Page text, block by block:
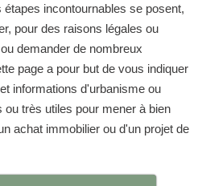
étapes incontournables se posent,
pour des raisons légales ou
demander de nombreux
page a pour but de vous indiquer
informations d'urbanisme ou
très utiles pour mener à bien
achat immobilier ou d'un projet de